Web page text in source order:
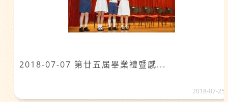
2018-07-07 第廿五屆畢業禮暨感...
2018-07-25